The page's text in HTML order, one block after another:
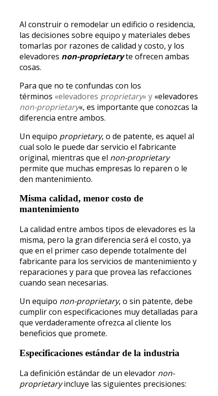
Al construir o remodelar un edificio o residencia,
las decisiones sobre equipo y materiales debes
tomarlas por razones de calidad y costo, y los
elevadores non-proprietaryte ofrecen ambas
cosas.
Para que no te confundas con los
términos «elevadores proprietary» y «elevadores
non-proprietary«, es importante que conozcas la
diferencia entre ambos.
Un equipo proprietary, o de patente, es aquel al
cual solo le puede dar servicio el fabricante
original, mientras que el non-proprietary
permite que muchas empresas lo reparen o le
den mantenimiento.
Misma calidad, menor costo de
mantenimiento
La calidad entre ambos tipos de elevadores es la
misma, pero la gran diferencia será el costo, ya
que en el primer caso depende totalmente del
fabricante para los servicios de mantenimiento y
reparaciones y para que provea las refacciones
cuando sean necesarias.
Un equipo non-proprietary, o sin patente, debe
cumplir con especificaciones muy detalladas para
que verdaderamente ofrezca al cliente los
beneficios que promete.
Especificaciones estándar de la industria
La definición estándar de un elevador non-
proprietaryincluye las siguientes precisiones: